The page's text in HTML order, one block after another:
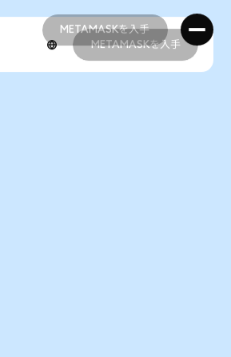
METAMASKを入手
METAMASKを入手
METAMASKを入手